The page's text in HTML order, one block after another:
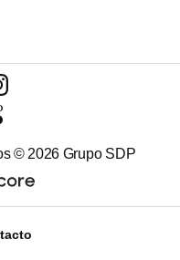
© 2026 Grupo SDP